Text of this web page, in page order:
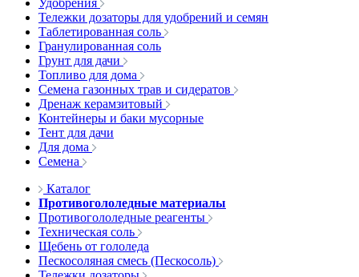
Удобрения
Тележки дозаторы для удобрений и семян
Таблетированная соль
Гранулированная соль
Грунт для дачи
Топливо для дома
Семена газонных трав и сидератов
Дренаж керамзитовый
Контейнеры и баки мусорные
Тент для дачи
Для дома
Семена
Каталог
Противогололедные материалы
Противогололедные реагенты
Техническая соль
Щебень от гололеда
Пескосоляная смесь (Пескосоль)